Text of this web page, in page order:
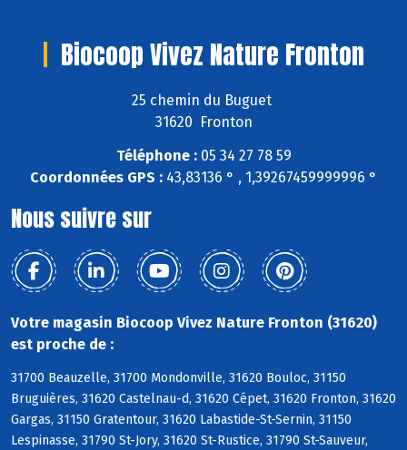
Biocoop Vivez Nature Fronton
25 chemin du Buguet
31620 Fronton
Téléphone :05 34 27 78 59
Coordonnées GPS : 43,83136 ° , 1,39267459999996 °
Nous suivre sur
Votre magasin Biocoop Vivez Nature Fronton (31620)
est proche de :
31700 Beauzelle, 31700 Mondonville, 31620 Bouloc, 31150
Bruguières, 31620 Castelnau-d, 31620 Cépet, 31620 Fronton, 31620
Gargas, 31150 Gratentour, 31620 Labastide-St-Sernin, 31150
Lespinasse, 31790 St-Jory, 31620 St-Rustice, 31790 St-Sauveur,